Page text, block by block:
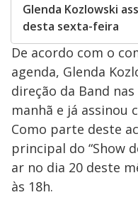
Glenda Kozlowski
desta sexta-feira
De acordo com o
agenda, Glenda
direção da Band
manhã e já assinou
Como parte deste
principal do “Show
ar no dia 20 deste
às 18h.